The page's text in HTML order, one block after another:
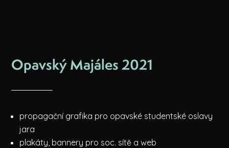
Opavský Majáles 2021
propagační grafika pro opavské studentské oslavy
jara
plakáty, bannery pro soc. sítě a web